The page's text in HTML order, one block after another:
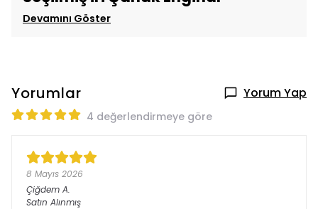
Devamını Göster
Yorumlar Yorum Yap
4 değerlendirmeye göre
8 Mayıs 2026
Çiğdem A.
Satın Alınmış